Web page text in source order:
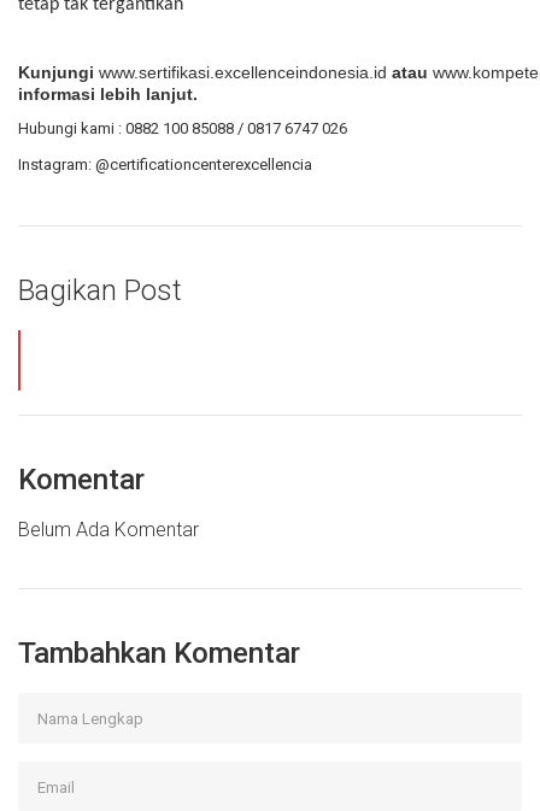
tetap tak tergantikan
Kunjungi www.sertifikasi.excellenceindonesia.id atau
informasi lebih lanjut.
Hubungi kami : 0882 100 85088 / 0817 6747 026
Instagram: @certificationcenterexcellencia
Bagikan Post
Komentar
Belum Ada Komentar
Tambahkan Komentar